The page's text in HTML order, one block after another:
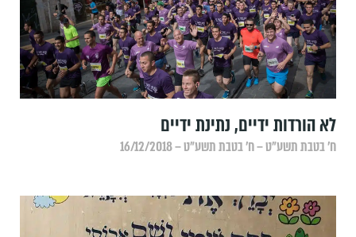
לא הורדות ידיים, נתינת ידיים
ח׳ בטבת תשע״ט – ח׳ בטבת תשע״ט – 16/12/2018